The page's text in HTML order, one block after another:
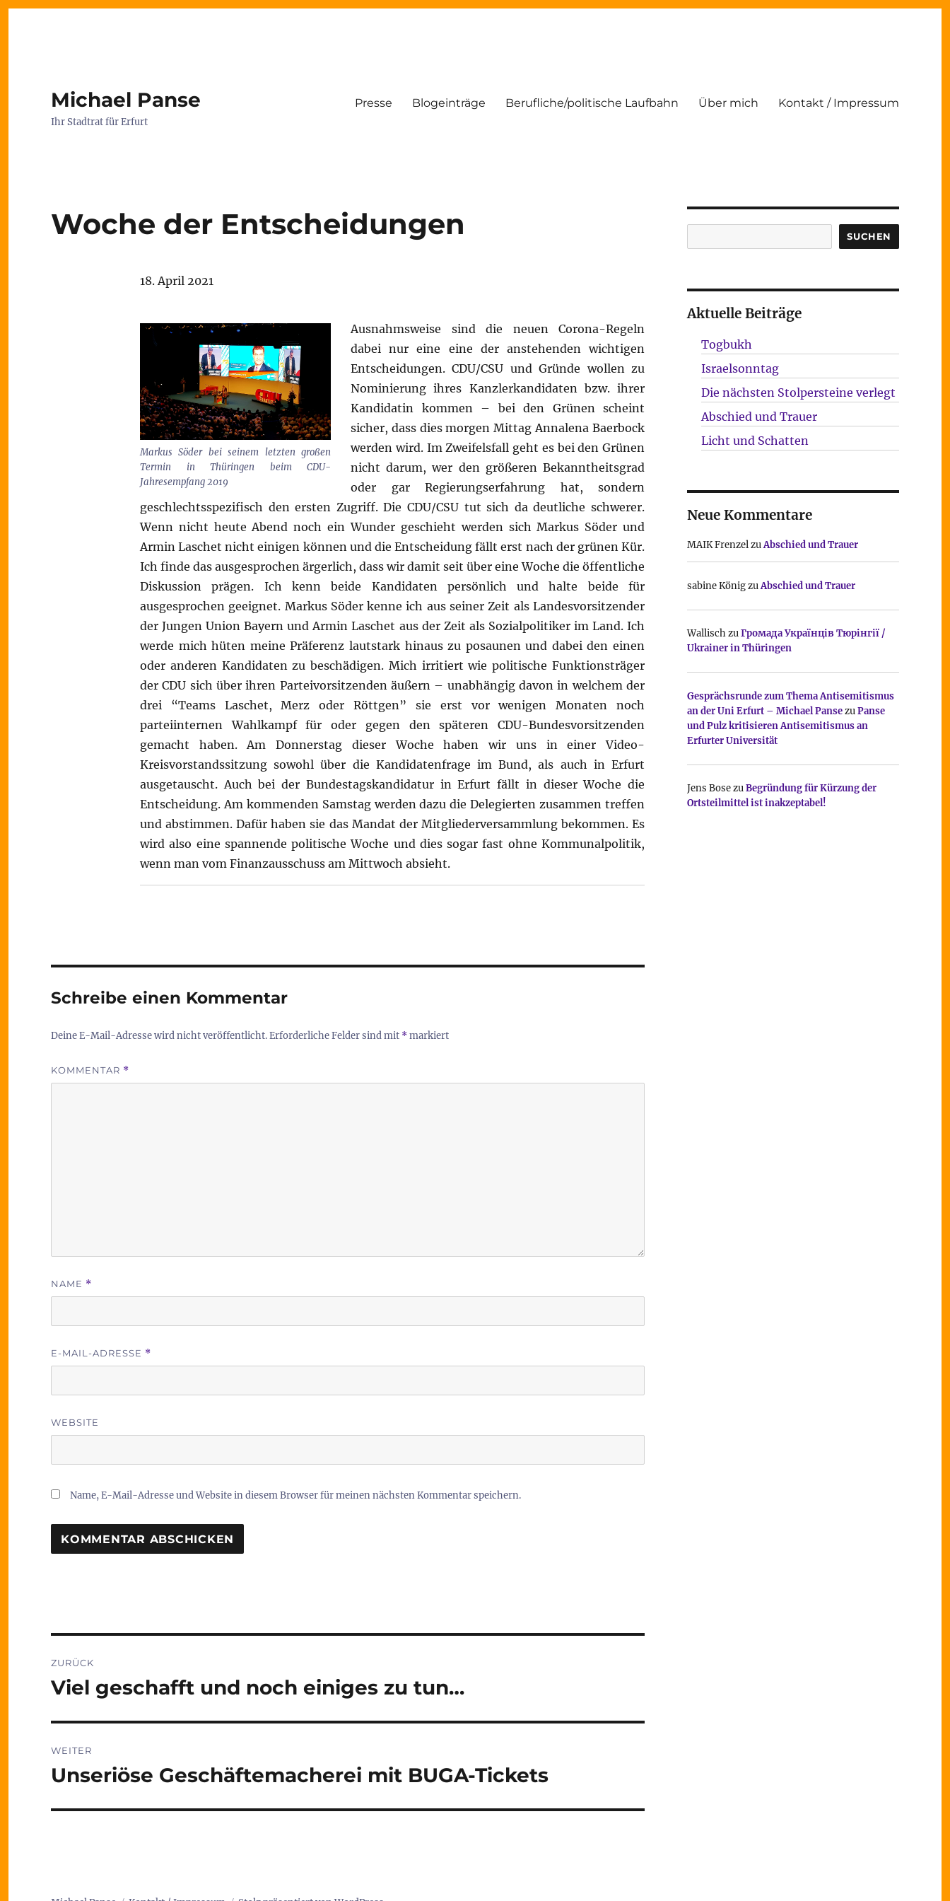
Michael Panse
Ihr Stadtrat für Erfurt
Presse Blogeinträge Berufliche/politische Laufbahn Über mich Kontakt / Impressum
Woche der Entscheidungen
18. April 2021
Markus Söder bei seinem letzten großen
Termin in Thüringen beim CDU-
Jahresempfang 2019
Ausnahmsweise sind die neuen Corona-Regeln
dabei nur eine eine der anstehenden wichtigen
Entscheidungen. CDU/CSU und Gründe wollen zu
Nominierung ihres Kanzlerkandidaten bzw. ihrer
Kandidatin kommen – bei den Grünen scheint
sicher, dass dies morgen Mittag Annalena Baerbock
werden wird. Im Zweifelsfall geht es bei den Grünen
nicht darum, wer den größeren Bekanntheitsgrad
oder gar Regierungserfahrung hat, sondern
geschlechtsspezifisch den ersten Zugriff. Die CDU/CSU tut sich da deutliche schwerer.
Wenn nicht heute Abend noch ein Wunder geschieht werden sich Markus Söder und
Armin Laschet nicht einigen können und die Entscheidung fällt erst nach der grünen Kür.
Ich finde das ausgesprochen ärgerlich, dass wir damit seit über eine Woche die öffentliche
Diskussion prägen. Ich kenn beide Kandidaten persönlich und halte beide für
ausgesprochen geeignet. Markus Söder kenne ich aus seiner Zeit als Landesvorsitzender
der Jungen Union Bayern und Armin Laschet aus der Zeit als Sozialpolitiker im Land. Ich
werde mich hüten meine Präferenz lautstark hinaus zu posaunen und dabei den einen
oder anderen Kandidaten zu beschädigen. Mich irritiert wie politische Funktionsträger
der CDU sich über ihren Parteivorsitzenden äußern – unabhängig davon in welchem der
drei “Teams Laschet, Merz oder Röttgen” sie erst vor wenigen Monaten noch
parteiinternen Wahlkampf für oder gegen den späteren CDU-Bundesvorsitzenden
gemacht haben. Am Donnerstag dieser Woche haben wir uns in einer Video-
Kreisvorstandssitzung sowohl über die Kandidatenfrage im Bund, als auch in Erfurt
ausgetauscht. Auch bei der Bundestagskandidatur in Erfurt fällt in dieser Woche die
Entscheidung. Am kommenden Samstag werden dazu die Delegierten zusammen treffen
und abstimmen. Dafür haben sie das Mandat der Mitgliederversammlung bekommen. Es
wird also eine spannende politische Woche und dies sogar fast ohne Kommunalpolitik,
wenn man vom Finanzausschuss am Mittwoch absieht.
Schreibe einen Kommentar
Deine E-Mail-Adresse wird nicht veröffentlicht.Erforderliche Felder sind mit *markiert
KOMMENTAR *
NAME *
E-MAIL-ADRESSE *
WEBSITE
Name, E-Mail-Adresse und Website in diesem Browser für meinen nächsten Kommentar speichern.
ZURÜCK
Vorheriger
Viel geschafft und noch einiges zu tun…
WEITER
Nächster
Unseriöse Geschäftemacherei mit BUGA-Tickets
SUCHEN
Aktuelle Beiträge
Togbukh
Israelsonntag
Die nächsten Stolpersteine verlegt
Abschied und Trauer
Licht und Schatten
Neue Kommentare
MAIK FrenzelzuAbschied und Trauer
sabine KönigzuAbschied und Trauer
WallischzuГромада Українців Тюрінгії /
Ukrainer in Thüringen
Gesprächsrunde zum Thema Antisemitismus
an der Uni Erfurt – Michael PansezuPanse
und Pulz kritisieren Antisemitismus an
Erfurter Universität
Jens BosezuBegründung für Kürzung der
Ortsteilmittel ist inakzeptabel!